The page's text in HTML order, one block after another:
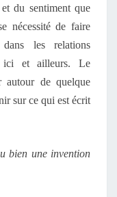
du sentiment que
nécessité de faire
les relations
ici et ailleurs. Le
de quelque
sur ce qui est écrit
bien une invention